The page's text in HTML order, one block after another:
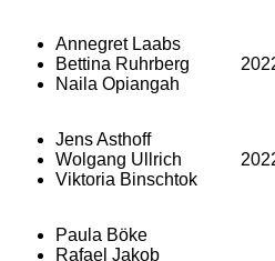
Annegret Laabs
Bettina Ruhrberg
Naila Opiangah
Jens Asthoff
Wolgang Ullrich
Viktoria Binschtok
Paula Böke
Rafael Jakob